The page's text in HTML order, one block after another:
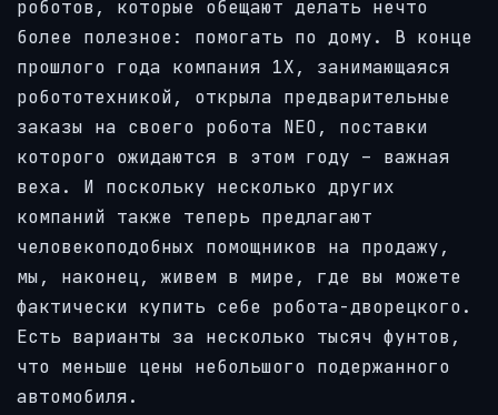
роботов, которые обещают делать нечто
более полезное: помогать по дому. В конце
прошлого года компания 1X, занимающаяся
робототехникой, открыла предварительные
заказы на своего робота NEO, поставки
которого ожидаются в этом году – важная
веха. И поскольку несколько других
компаний также теперь предлагают
человекоподобных помощников на продажу,
мы, наконец, живем в мире, где вы можете
фактически купить себе робота-дворецкого.
Есть варианты за несколько тысяч фунтов,
что меньше цены небольшого подержанного
автомобиля.